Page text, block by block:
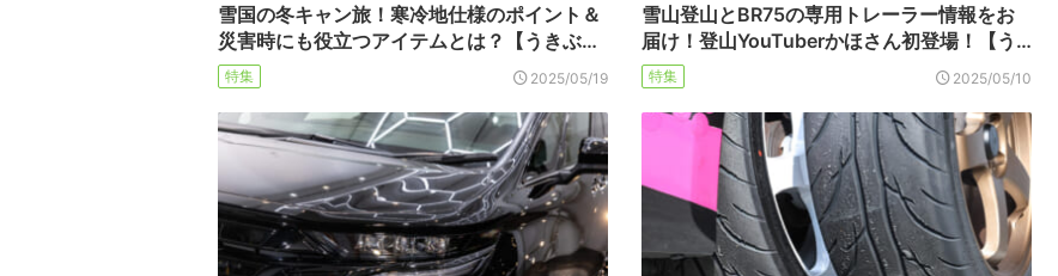
雪国の冬キャン旅！寒冷地仕様のポイント＆
災害時にも役立つアイテムとは？【うきぶ…
特集 2025/05/19
雪山登山とBR75の専用トレーラー情報をお
届け！登山YouTuberかほさん初登場！【う…
特集 2025/05/10